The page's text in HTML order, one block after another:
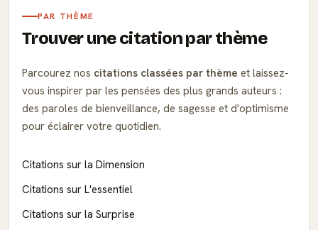
PAR THÈME
Trouver une citation par thème
Parcourez nos citations classées par thème et laissez-
vous inspirer par les pensées des plus grands auteurs :
des paroles de bienveillance, de sagesse et d'optimisme
pour éclairer votre quotidien.
Citations sur la Dimension
Citations sur L'essentiel
Citations sur la Surprise